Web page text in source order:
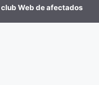
Web de afectados